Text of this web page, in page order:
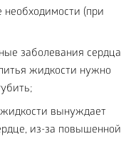
необходимости (при
заболевания сердца
жидкости нужно
вынуждает
из-за повышенной